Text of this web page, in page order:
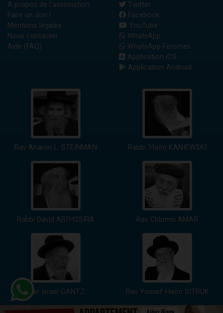
A propos de l'association
Faire un don !
Mentions légales
Nous contacter
Aide (FAQ)
Twitter
Facebook
YouTube
WhatsApp
WhatsApp Femmes
Application iOS
Application Android
Rav Aharon L. STEINMAN Rabbi 'Haïm KANIEWSKI
Rabbi David ABI'HSSIRA Rav Chlomo AMAR
Rav Israël GANTZ Rav Yossef-Haïm SITRUK